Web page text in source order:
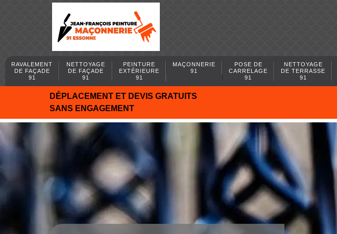
RAVALEMENT
DE FAÇADE
91
NETTOYAGE
DE FAÇADE
91
PEINTURE
EXTÉRIEURE
91
MAÇONNERIE
91
POSE DE
CARRELAGE
91
NETTOYAGE
DE TERRASSE
91
DÉPLACEMENT ET DEVIS GRATUITS
SANS ENGAGEMENT